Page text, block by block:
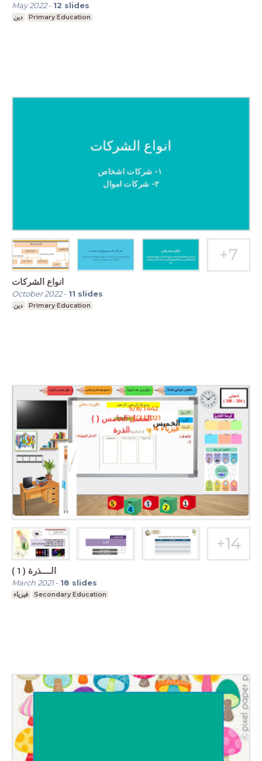
May 2022- 12 slides
دين Primary Education
انواع الشركات
October 2022- 11 slides
دين Primary Education
( الــــذرة ( 1
March 2021- 18 slides
فيزياء Secondary Education